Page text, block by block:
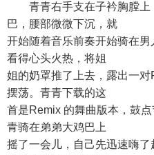
青青右手支在子衿胸膛上
巴，腰部微微下沉，就
开始随着音乐前奏开始骑在
看得心头火热，将姐
姐的奶罩推了上去，露出一
摆荡。青青下载的这
首是Remix 的舞曲版本，鼓
青骑在弟弟大鸡巴上
摇了一会儿，自己先迅速嗨